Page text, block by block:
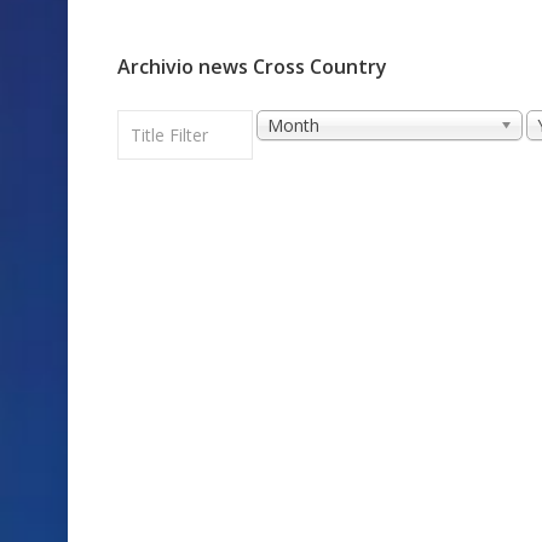
Archivio news Cross Country
Filter
Month